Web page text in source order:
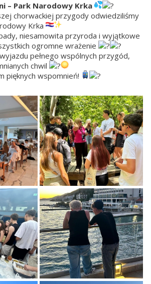
– Park Narodowy Krka
chorwackiej przygody odwiedziliśmy
Krka
niesamowita przyroda i wyjątkowe
ogromne wrażenie
pełnego wspólnych przygód,
chwil
pięknych wspomnień!